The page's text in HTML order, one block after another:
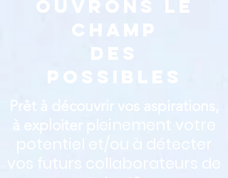
Ouvrons le
champ
des
possibleS
Prêt à découvrir vos aspirations,
à exploiter pleinement votre
potentiel et/ou à détecter
vos futurs collaborateurs de